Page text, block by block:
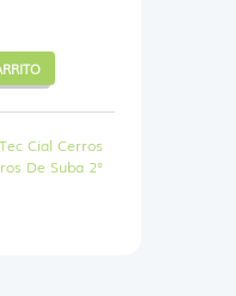
Cial Cerros
De Suba 2°